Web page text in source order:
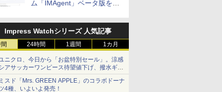
ム「IMAgent」ベータ版を提
Impress Watchシリーズ 人気記事
24時間 1週間 1カ月
ニクロ、今日から「お盆特別セール」。涼感
アサッカーワンピース待望値下げ、撥水ギア
ョーツは1990円に
スド「Mrs. GREEN APPLE」のコラボドーナ
4種、いよいよ発売！